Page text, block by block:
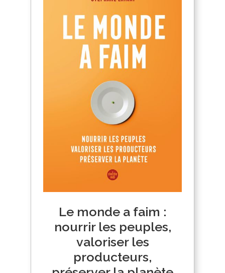
Le monde a faim :
nourrir les peuples,
valoriser les
producteurs,